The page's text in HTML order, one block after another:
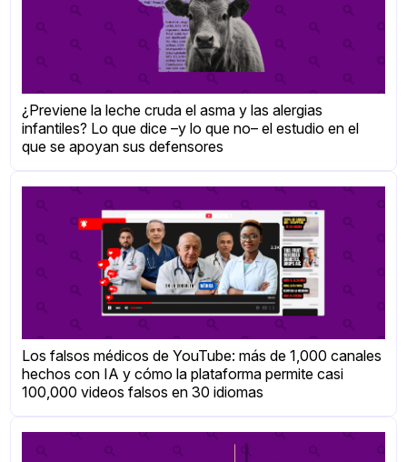
¿Previene la leche cruda el asma y las alergias
infantiles? Lo que dice –y lo que no– el estudio en el
que se apoyan sus defensores
Los falsos médicos de YouTube: más de 1,000 canales
hechos con IA y cómo la plataforma permite casi
100,000 videos falsos en 30 idiomas